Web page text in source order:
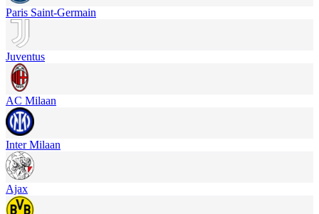
Paris Saint-Germain
Juventus
AC Milaan
Inter Milaan
Ajax